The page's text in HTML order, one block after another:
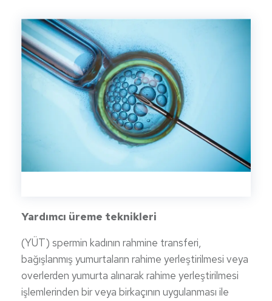
Yardımcı üreme teknikleri
(YÜT) spermin kadının rahmine transferi,
bağışlanmış yumurtaların rahime yerleştirilmesi veya
overlerden yumurta alınarak rahime yerleştirilmesi
işlemlerinden bir veya birkaçının uygulanması ile